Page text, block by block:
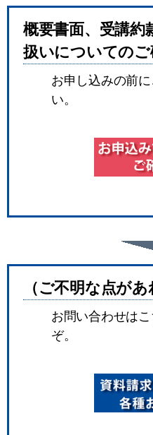
概要書面、受講約
扱いについてのご
お申し込みの前
い。
（ご不明な点が
お問い合わせは
ぞ。